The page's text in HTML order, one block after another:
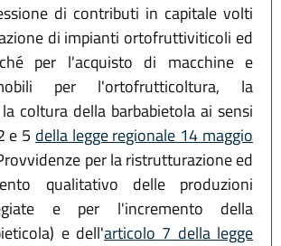
di contributi in capitale volti
di impianti ortofruttiviticoli ed
per l'acquisto di macchine e
per l'ortofrutticoltura, la
coltura della barbabietola ai sensi
e 5 della legge regionale 14 maggio
per la ristrutturazione ed
qualitativo delle produzioni
e per l'incremento della
e dell'articolo 7 della legge